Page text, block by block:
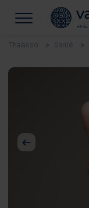
Thalasso Santé
Précédent